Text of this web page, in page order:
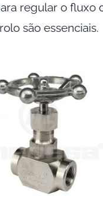
regular o fluxo
são essenciais.